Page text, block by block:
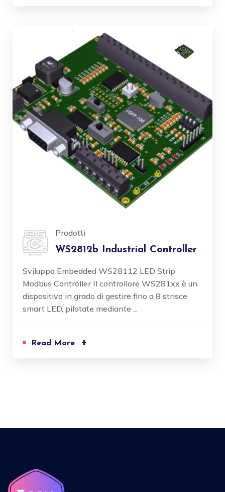
Prodotti
WS2812b Industrial Controller
Sviluppo Embedded WS28112 LED Strip
Modbus Controller Il controllore WS281xx è un
dispositivo in grado di gestire fino a 8 strisce
smart LED, pilotate mediante ...
Read More +